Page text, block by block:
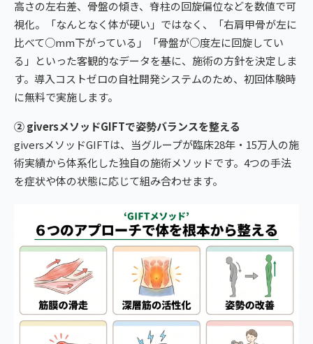
高さの左右差、骨盤の傾き、脊柱の回旋偏位などを数値で可
視化。「なんとなく体が硬い」ではなく、「右肩甲骨が左に
比べて○mm下がっている」「骨盤が○度左に回旋してい
る」といった客観的なデータを基に、施術の方針を決定しま
す。導入コストゼロの自社開発システムのため、初回体験時
に無料で実施します。
② giversメソッドGIFTで姿勢バランスを整える
giversメソッドGIFTは、当グループが臨床28年・15万人の施
術実績から体系化した独自の施術メソッドです。4つの手法
を症状や体の状態に応じて組み合わせます。